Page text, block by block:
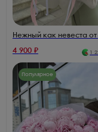
Нежный как невеста от
4 900 ₽ 1
Популярное